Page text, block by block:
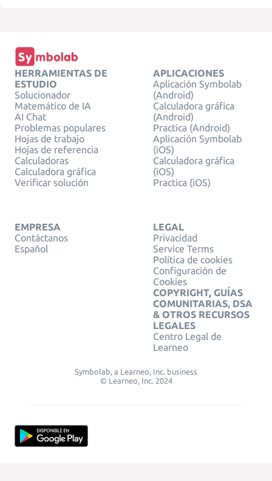
HERRAMIENTAS DE
ESTUDIO
Solucionador
Matemático de IA
AI Chat
Problemas populares
Hojas de trabajo
Hojas de referencia
Calculadoras
Calculadora gráfica
Verificar solución
APLICACIONES
Aplicación Symbolab
(Android)
Calculadora gráfica
(Android)
Practica (Android)
Aplicación Symbolab
(iOS)
Calculadora gráfica
(iOS)
Practica (iOS)
EMPRESA
Contáctanos
Español
LEGAL
Privacidad
Service Terms
Política de cookies
Configuración de
Cookies
COPYRIGHT, GUÍAS
COMUNITARIAS, DSA
& OTROS RECURSOS
LEGALES
Centro Legal de
Learneo
Symbolab, a Learneo, Inc. business
© Learneo, Inc. 2024